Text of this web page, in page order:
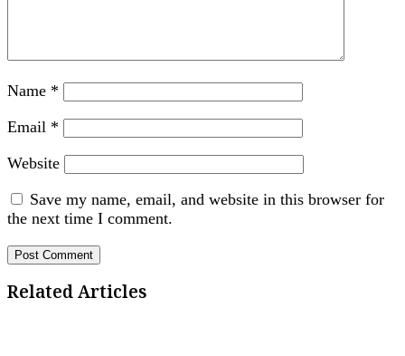
Name *
Email *
Website
Save my name, email, and website in this browser for
the next time I comment.
Related Articles